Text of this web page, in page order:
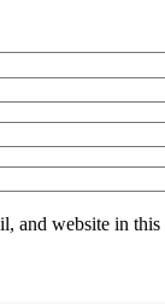
and website in